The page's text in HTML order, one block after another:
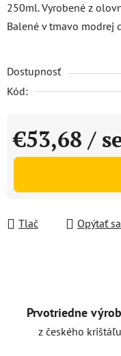
250ml. Vyrobené z
Balené v tmavo modrej
Dostupnosť
Kód:
€53,68 /
Jednotková cena:
Tlač Opýtať sa
Prvotriedne
z českého krištáľu